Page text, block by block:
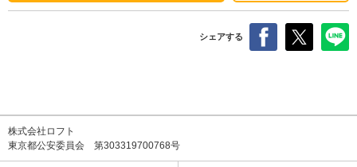
シェアする
株式会社ロフト
東京都公安委員会 第303319700768号